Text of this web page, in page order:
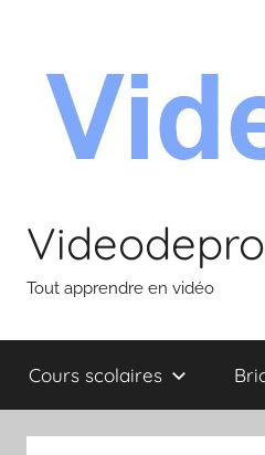
contenu
Tout apprendre en vidéo
Cours scolaires